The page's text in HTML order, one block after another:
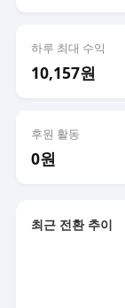
하루 최대 수익
10,157원
후원 활동
0원
최근 전환 추이